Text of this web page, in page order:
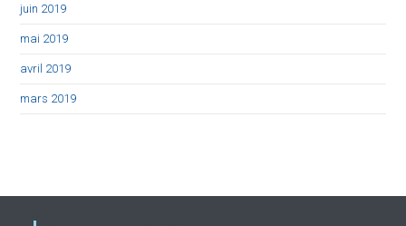
juin 2019
mai 2019
avril 2019
mars 2019